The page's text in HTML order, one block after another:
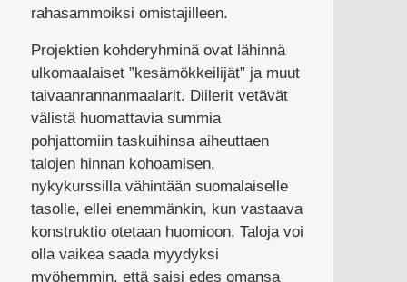
rahasammoiksi omistajilleen.
Projektien kohderyhminä ovat lähinnä
ulkomaalaiset ”kesämökkeilijät” ja muut
taivaanrannanmaalarit. Diilerit vetävät
välistä huomattavia summia
pohjattomiin taskuihinsa aiheuttaen
talojen hinnan kohoamisen,
nykykurssilla vähintään suomalaiselle
tasolle, ellei enemmänkin, kun vastaava
konstruktio otetaan huomioon. Taloja voi
olla vaikea saada myydyksi
myöhemmin, että saisi edes omansa